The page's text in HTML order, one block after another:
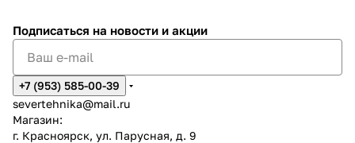
Подписаться на новости и акции
+7 (953) 585-00-39
severtehnika@mail.ru
Магазин:
г. Красноярск, ул. Парусная, д. 9